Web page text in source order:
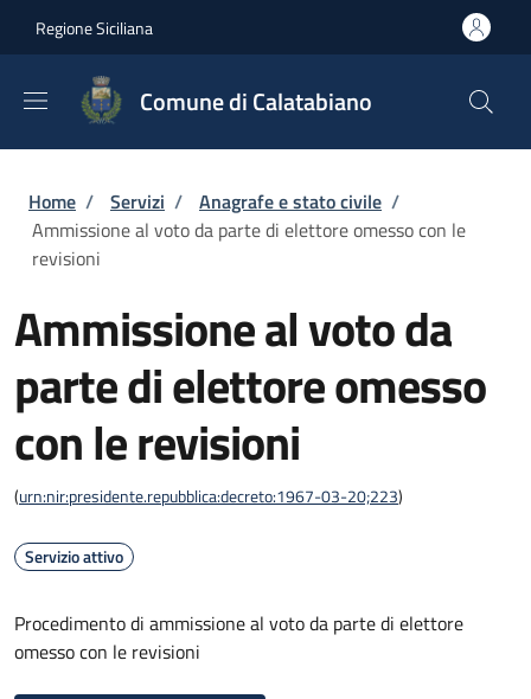
Regione Siciliana
Comune di Calatabiano
Briciole di pane
Home / Servizi / Anagrafe e stato civile /
Ammissione al voto da parte di elettore omesso con le
revisioni
Ammissione al voto da
parte di elettore omesso
con le revisioni
(urn:nir:presidente.repubblica:decreto:1967-03-20;223)
Servizio attivo
Procedimento di ammissione al voto da parte di elettore
omesso con le revisioni